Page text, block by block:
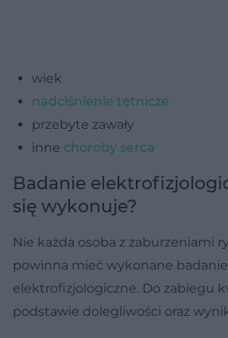
wiek
nadciśnienie tętnicze
przebyte zawały
inne choroby serca
Badanie
się wykonuje?
Nie każda osoba z zaburzeniami
powinna mieć wykonane badanie
elektrofizjologiczne. Do zabiegu
podstawie dolegliwości oraz